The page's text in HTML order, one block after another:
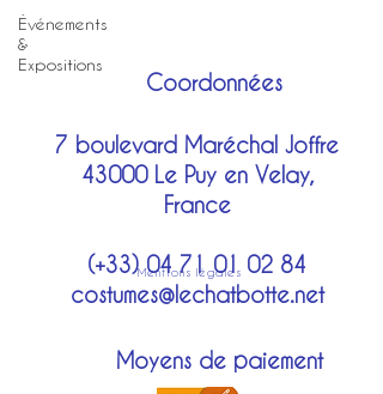
Événements
&
Expositions
Mentions légales
Coordonnées
7 boulevard Maréchal Joffre
43000 Le Puy en Velay,
France
(+33)04 71 01 02 84
costumes@lechatbotte.net
Moyens de paiement